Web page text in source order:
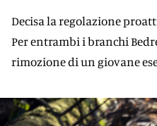
Decisa la regolazione
Per entrambi i branchi
rimozione di un giovane